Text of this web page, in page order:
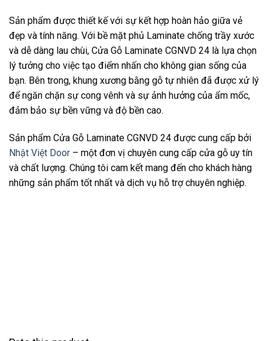
Sản phẩm được thiết kế với sự kết hợp hoàn hảo giữa vẻ
đẹp và tính năng. Với bề mặt phủ Laminate chống trầy xước
và dễ dàng lau chùi, Cửa Gỗ Laminate CGNVD 24 là lựa chọn
lý tưởng cho việc tạo điểm nhấn cho không gian sống của
bạn. Bên trong, khung xương bằng gỗ tự nhiên đã được xử lý
để ngăn chặn sự cong vênh và sự ảnh hưởng của ẩm mốc,
đảm bảo sự bền vững và độ bền cao.
Sản phẩm Cửa Gỗ Laminate CGNVD 24 được cung cấp bởi
Nhật Việt Door – một đơn vị chuyên cung cấp cửa gỗ uy tín
và chất lượng. Chúng tôi cam kết mang đến cho khách hàng
những sản phẩm tốt nhất và dịch vụ hỗ trợ chuyên nghiệp.